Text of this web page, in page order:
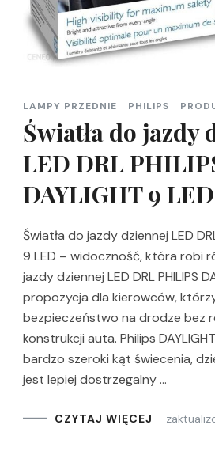
LAMPY PRZEDNIE PHILIPS
Światła do jazdy
LED DRL
DAYLIGHT 9 LED
Światła do jazdy dziennej LED
9 LED – widoczność, która robi
jazdy dziennej LED DRL PHILIPS
propozycja dla kierowców,
bezpieczeństwo na drodze bez
konstrukcji auta. Philips
bardzo szeroki kąt świecenia,
jest lepiej dostrzegalny …
CZYTAJ WIĘCEJ